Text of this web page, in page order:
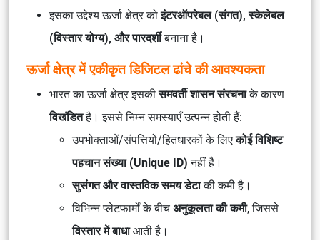
इसका उद्देश्य ऊर्जा क्षेत्र कोइंटरऑपरेबल (संगत), स्केलेबल
(विस्तार योग्य), और पारदर्शीबनाना है।
ऊर्जा क्षेत्र में एकीकृत डिजिटल ढांचे की आवश्यकता
भारत का ऊर्जा क्षेत्र इसकीसमवर्ती शासन संरचनाके कारण
विखंडितहै। इससे निम्न समस्याएँ उत्पन्न होती हैं:
उपभोक्ताओं/संपत्तियों/हितधारकों के लिएकोई विशिष्ट
पहचान संख्या (Unique ID) नहीं है।
सुसंगत और वास्तविक समय डेटाकी कमी है।
विभिन्न प्लेटफार्मों के बीच अनुकूलता की कमी, जिससे
विस्तार में बाधाआती है।